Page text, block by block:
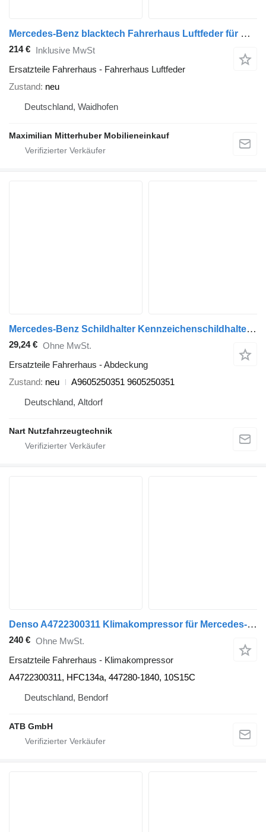
Mercedes-Benz blacktech Fahrerhaus Luftfeder für Mercedes-Benz Actros MP II Sattelzugmaschine
214 € Inklusive MwSt
Ersatzteile Fahrerhaus - Fahrerhaus Luftfeder
Zustand neu
Deutschland, Waidhofen
Maximilian Mitterhuber Mobilieneinkauf
Mercedes-Benz Schildhalter Kennzeichenschildhalter A9605250351 Abdeckung für Mercedes-Benz Sattelzugmaschine
29,24 € Ohne MwSt.
Ersatzteile Fahrerhaus - Abdeckung
Zustand neu
A9605250351 9605250351
Deutschland, Altdorf
Nart Nutzfahrzeugtechnik
Denso A4722300311 Klimakompressor für Mercedes-Benz Actros MP4 Sattelzugmaschine
240 € Ohne MwSt.
Ersatzteile Fahrerhaus - Klimakompressor
A4722300311, HFC134a, 447280-1840, 10S15C
Deutschland, Bendorf
ATB GmbH